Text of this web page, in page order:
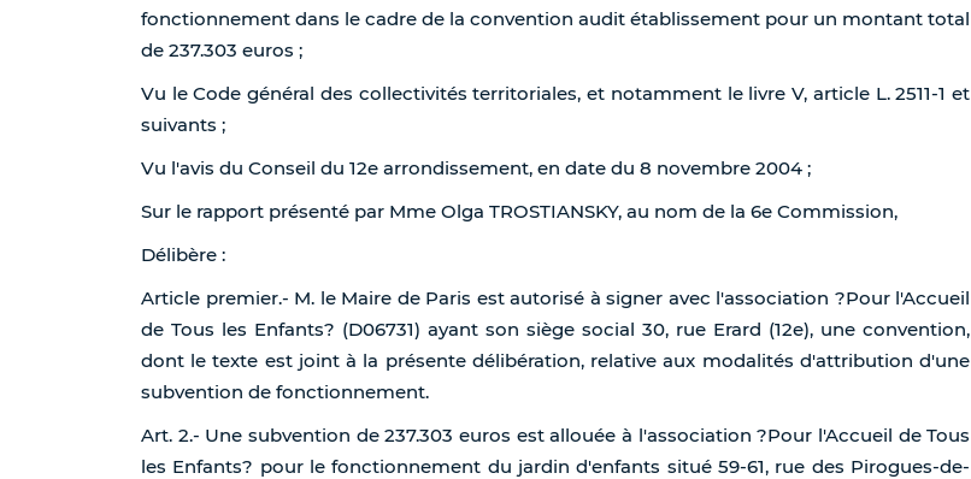
fonctionnement dans le cadre de la convention audit établissement pour un montant total
de 237.303 euros ;
Vu le Code général des collectivités territoriales, et notamment le livre V, article L. 2511-1 et
suivants ;
Vu l'avis du Conseil du 12e arrondissement, en date du 8 novembre 2004 ;
Sur le rapport présenté par Mme Olga TROSTIANSKY, au nom de la 6e Commission,
Délibère :
Article premier.- M. le Maire de Paris est autorisé à signer avec l'association ?Pour l'Accueil
de Tous les Enfants? (D06731) ayant son siège social 30, rue Erard (12e), une convention,
dont le texte est joint à la présente délibération, relative aux modalités d'attribution d'une
subvention de fonctionnement.
Art. 2.- Une subvention de 237.303 euros est allouée à l'association ?Pour l'Accueil de Tous
les Enfants? pour le fonctionnement du jardin d'enfants situé 59-61, rue des Pirogues-de-